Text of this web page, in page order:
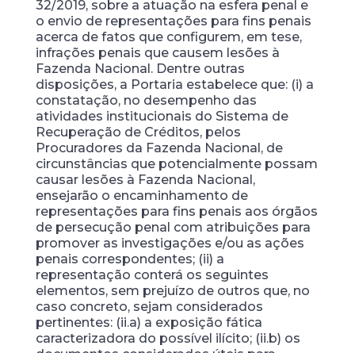
32/2019, sobre a atuação na esfera penal e
o envio de representações para fins penais
acerca de fatos que configurem, em tese,
infrações penais que causem lesões à
Fazenda Nacional. Dentre outras
disposições, a Portaria estabelece que: (i) a
constatação, no desempenho das
atividades institucionais do Sistema de
Recuperação de Créditos, pelos
Procuradores da Fazenda Nacional, de
circunstâncias que potencialmente possam
causar lesões à Fazenda Nacional,
ensejarão o encaminhamento de
representações para fins penais aos órgãos
de persecução penal com atribuições para
promover as investigações e/ou as ações
penais correspondentes; (ii) a
representação conterá os seguintes
elementos, sem prejuízo de outros que, no
caso concreto, sejam considerados
pertinentes: (ii.a) a exposição fática
caracterizadora do possível ilícito; (ii.b) os